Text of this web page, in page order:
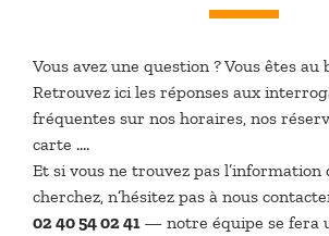
Vous avez une question ? Vous êtes au
Retrouvez ici les réponses aux
fréquentes sur nos horaires, nos
carte ….
Et si vous ne trouvez pas l’information
cherchez, n’hésitez pas à nous
02 40 54 02 41— notre équipe se fera